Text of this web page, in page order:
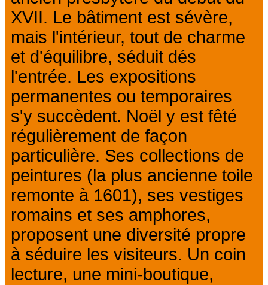
XVII. Le bâtiment est sévère,
mais l'intérieur, tout de charme
et d'équilibre, séduit dés
l'entrée. Les expositions
permanentes ou temporaires
s'y succèdent. Noël y est fêté
régulièrement de façon
particulière. Ses collections de
peintures (la plus ancienne toile
remonte à 1601), ses vestiges
romains et ses amphores,
proposent une diversité propre
à séduire les visiteurs. Un coin
lecture, une mini-boutique,